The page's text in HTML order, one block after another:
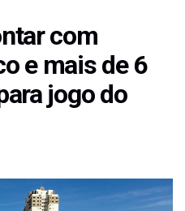
com
e mais de 6
jogo do